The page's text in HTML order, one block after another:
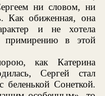
ни словом, ни
Как обиженная, она
и не хотела
примирению в этой
как Катерина
Сергей стал
беленькой Сонеткой.